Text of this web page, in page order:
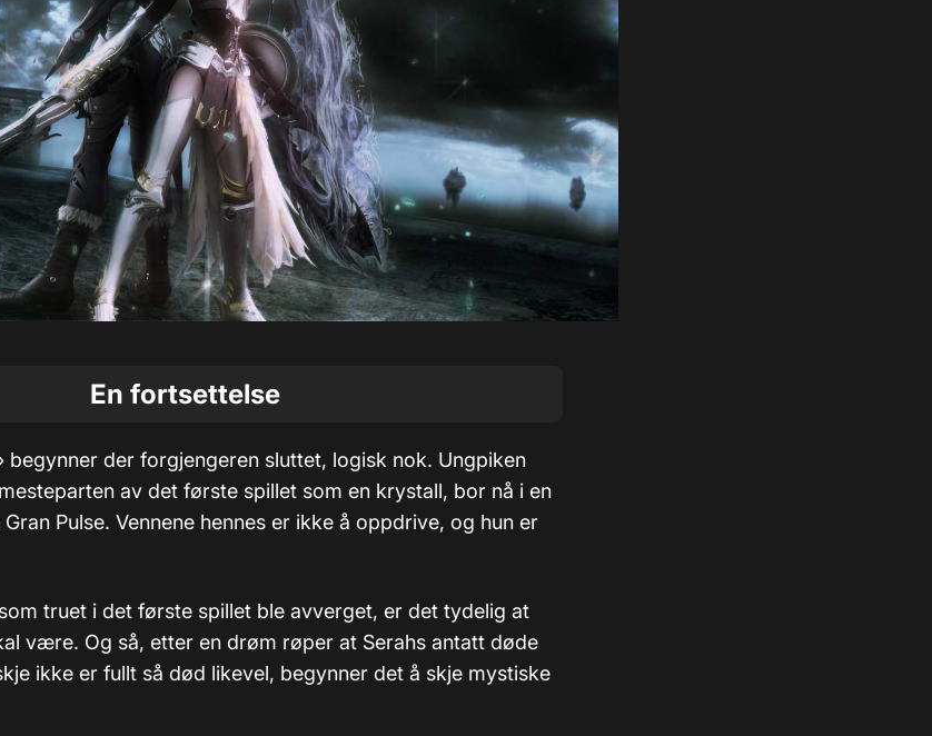
En fortsettelse
begynner der forgjengeren sluttet, logisk nok. Ungpiken
av det første spillet som en krystall, bor nå i en
Pulse. Vennene hennes er ikke å oppdrive, og hun er
truet i det første spillet ble avverget, er det tydelig at
være. Og så, etter en drøm røper at Serahs antatt døde
ikke er fullt så død likevel, begynner det å skje mystiske